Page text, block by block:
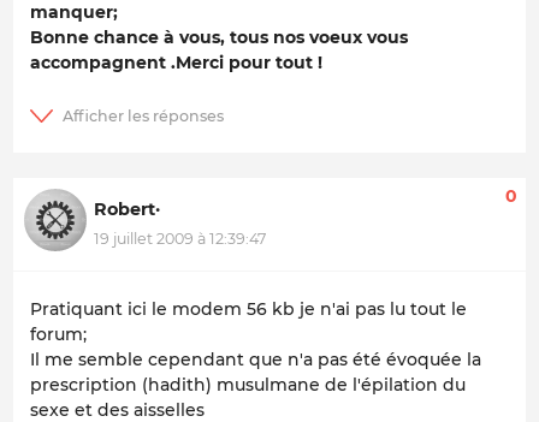
manquer;
Bonne chance à vous, tous nos voeux vous
accompagnent .Merci pour tout !
Robert·
19 juillet 2009 à 12:39:47
0
Pratiquant ici le modem 56 kb je n'ai pas lu tout le
forum;
Il me semble cependant que n'a pas été évoquée la
prescription (hadith) musulmane de l'épilation du
sexe et des aisselles